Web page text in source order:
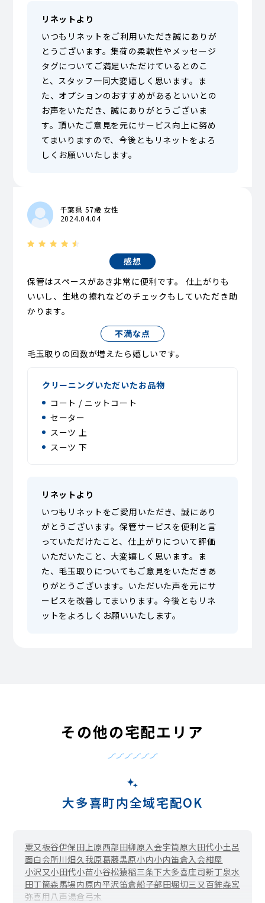
リネットより
いつもリネットをご利用いただき誠にありが
とうございます。集荷の柔軟性やメッセージ
タグについてご満足いただけているとのこ
と、スタッフ一同大変嬉しく思います。ま
た、オプションのおすすめがあるといいとの
お声をいただき、誠にありがとうございま
す。頂いたご意見を元にサービス向上に努め
てまいりますので、今後ともリネットをよろ
しくお願いいたします。
千葉県 57歳 女性
2024.04.04
感想
保管はスペースがあき非常に便利です。 仕上がりも
いいし、生地の擦れなどのチェックもしていただき助
かります。
不満な点
毛玉取りの回数が増えたら嬉しいです。
クリーニングいただいたお品物
コート / ニットコート
セーター
スーツ 上
スーツ 下
リネットより
いつもリネットをご愛用いただき、誠にあり
がとうございます。保管サービスを便利と言
っていただけたこと、仕上がりについて評価
いただいたこと、大変嬉しく思います。ま
た、毛玉取りについてもご意見をいただきあ
りがとうございます。いただいた声を元にサ
ービスを改善してまいります。今後ともリネ
ットをよろしくお願いいたします。
その他の宅配エリア
大多喜町内全域宅配OK
粟又板谷伊保田 上原西部田柳原入会宇筒原大田代小土呂
面白会所川畑久我原葛藤黒原小内小内笛倉入会紺屋
小沢又小田代小苗小谷松猿稲三条下大多喜庄司新丁泉水
田丁筒森馬場内原内平沢笛倉船子部田堀切三又百鉾森宮
弥喜用 八声湯倉 弓木